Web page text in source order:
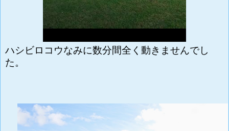
ハシビロコウなみに数分間全く動きませんでし
た。